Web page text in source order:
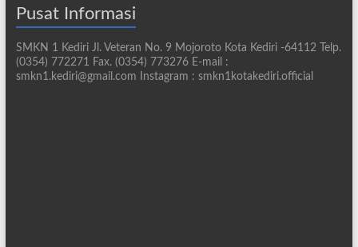
Pusat Informasi
SMKN 1 Kediri Jl. Veteran No. 9 Mojoroto Kota Kediri -64112 Telp.
(0354) 772271 Fax. (0354) 773276 E-mail :
smkn1.kediri@gmail.com Instagram : smkn1kotakediri.official